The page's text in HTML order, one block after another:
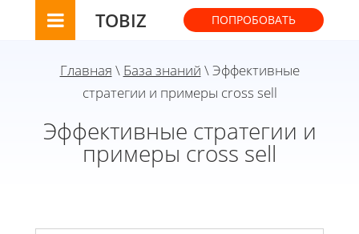
TOBIZ ПОПРОБОВАТЬ
Главная \ База знаний \ Эффективные
стратегии и примеры cross sell
Эффективные стратегии и
примеры cross sell